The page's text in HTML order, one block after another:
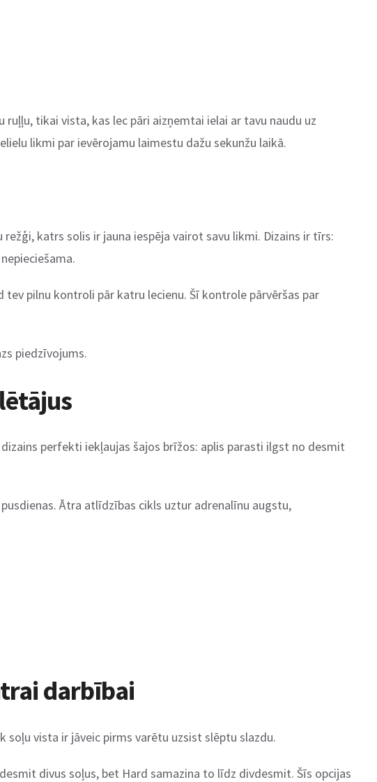
tikai vista, kas lec pāri aizņemtai ielai ar tavu naudu uz
likmi par ievērojamu laimestu dažu sekunžu laikā.
katrs solis ir jauna iespēja vairot savu likmi. Dizains ir tīrs:
tev pilnu kontroli pār katru lecienu. Šī kontrole pārvēršas par
piedzīvojums.
perfekti iekļaujas šajos brīžos: aplis parasti ilgst no desmit
Ātra atlīdzības cikls uztur adrenalīnu augstu,
darbībai
vista ir jāveic pirms varētu uzsist slēptu slazdu.
divus soļus, bet Hard samazina to līdz divdesmit. Šīs opcijas